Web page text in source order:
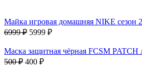
Майка игровая домашняя NIKE сезон
6999 ₽ 5999 ₽
Маска защитная чёрная FCSM PATCH
500 ₽ 400 ₽